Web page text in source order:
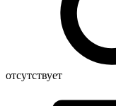
отсутствует